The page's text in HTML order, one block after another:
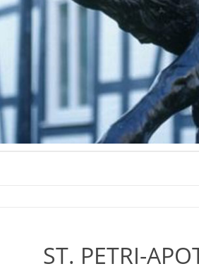
ST. PETRI-